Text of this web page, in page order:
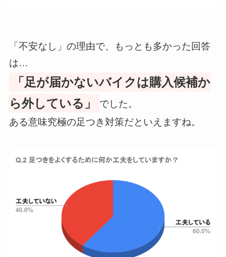
「不安なし」の理由で、もっとも多かった回答
は…
「足が届かないバイクは購入候補か
ら外している」
でした。
ある意味究極の足つき対策だといえますね。